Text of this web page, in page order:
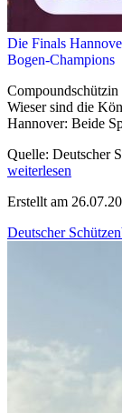
Die Finals
Bogen-Champions
Wieser sind die
Hannover: Beide
Quelle: Deutscher
weiterlesen
Erstellt am
Deutscher